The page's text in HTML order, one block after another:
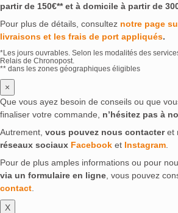
partir de 150€** et à domicile à partir de
Pour plus de détails, consultez notre page
livraisons et les frais de port appliqués.
*Les jours ouvrables. Selon les modalités des
Relais de Chronopost.
** dans les zones géographiques éligibles
×
Que vous ayez besoin de conseils ou que
finaliser votre commande, n’hésitez pas à
Autrement, vous pouvez nous contacteret
réseaux sociaux Facebook et Instagram
Pour de plus amples informations ou pour
via un formulaire en ligne , vous pouvez
contact
X